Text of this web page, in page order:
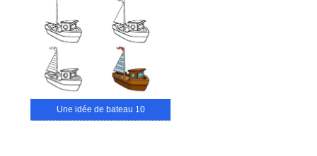
Une idée de bateau 10